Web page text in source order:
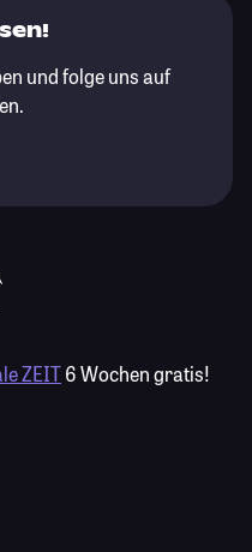
und folge uns auf
ZEIT6 Wochen gratis!